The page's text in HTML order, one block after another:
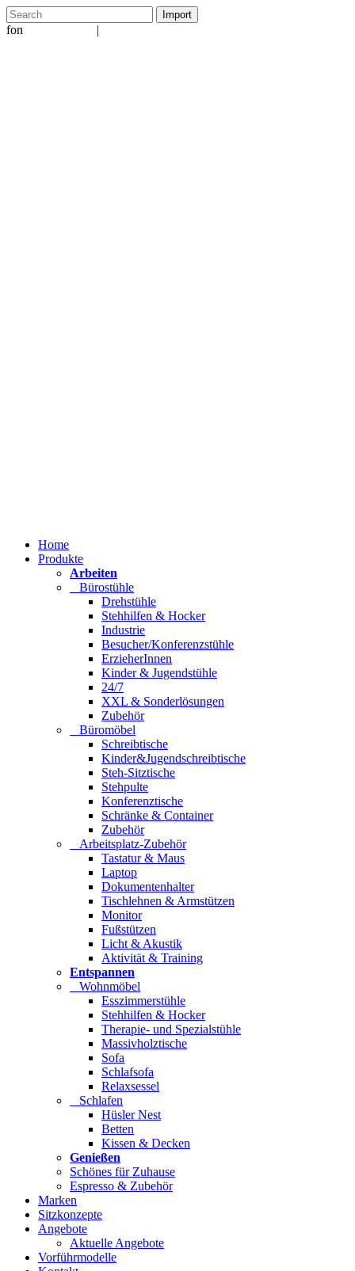
fon |
Home
Produkte
Arbeiten
Bürostühle
Drehstühle
Stehhilfen & Hocker
Industrie
Besucher/Konferenzstühle
ErzieherInnen
Kinder & Jugendstühle
24/7
XXL & Sonderlösungen
Zubehör
Büromöbel
Schreibtische
Kinder&Jugendschreibtische
Steh-Sitztische
Stehpulte
Konferenztische
Schränke & Container
Zubehör
Arbeitsplatz-Zubehör
Tastatur & Maus
Laptop
Dokumentenhalter
Tischlehnen & Armstützen
Monitor
Fußstützen
Licht & Akustik
Aktivität & Training
Entspannen
Wohnmöbel
Esszimmerstühle
Stehhilfen & Hocker
Therapie- und Spezialstühle
Massivholztische
Sofa
Schlafsofa
Relaxsessel
Schlafen
Hüsler Nest
Betten
Kissen & Decken
Genießen
Schönes für Zuhause
Espresso & Zubehör
Marken
Sitzkonzepte
Angebote
Aktuelle Angebote
Vorführmodelle